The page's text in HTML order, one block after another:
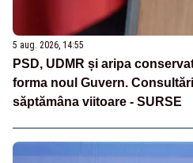
5 aug. 2026, 14:55
PSD, UDMR și aripa
forma noul Guvern.
săptămâna viitoare - SURSE